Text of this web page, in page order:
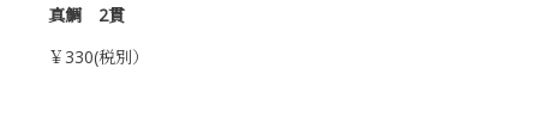
真鯛 2貫
￥330(税別）